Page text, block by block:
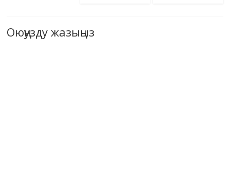
Оюңузду жазыңыз